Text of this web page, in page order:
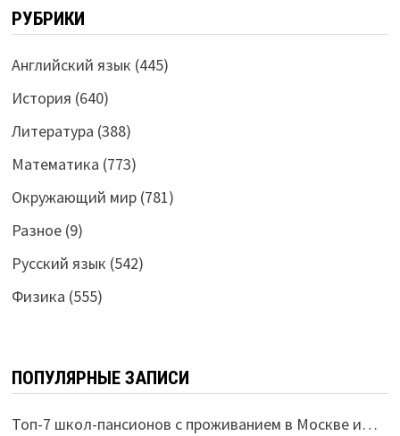
РУБРИКИ
Английский язык (445)
История (640)
Литература (388)
Математика (773)
Окружающий мир(781)
Разное(9)
Русский язык (542)
Физика (555)
ПОПУЛЯРНЫЕ ЗАПИСИ
Топ-7 школ-пансионов с проживанием в Москве и…